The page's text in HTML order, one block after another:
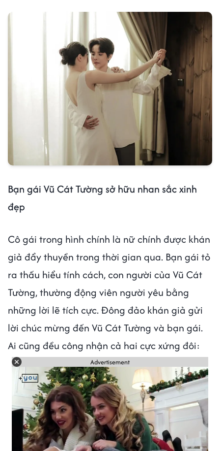
Bạn gái Vũ Cát Tường sở hữu nhan sắc xinh
đẹp
Cô gái trong hình chính là nữ chính được khán
giả đẩy thuyền trong thời gian qua. Bạn gái tỏ
ra thấu hiểu tính cách, con người của Vũ Cát
Tường, thường động viên người yêu bằng
những lời lẽ tích cực. Đông đảo khán giả gửi
lời chúc mừng đến Vũ Cát Tường và bạn gái.
Ai cũng đều công nhận cả hai cực xứng đôi:
Advertisement